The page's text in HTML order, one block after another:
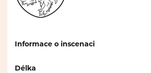
Informace o inscenaci
Délka